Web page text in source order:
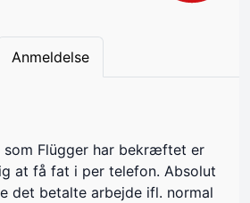
Anmeldelse
som Flügger har bekræftet er
at få fat i per telefon. Absolut
det betalte arbejde ifl. normal